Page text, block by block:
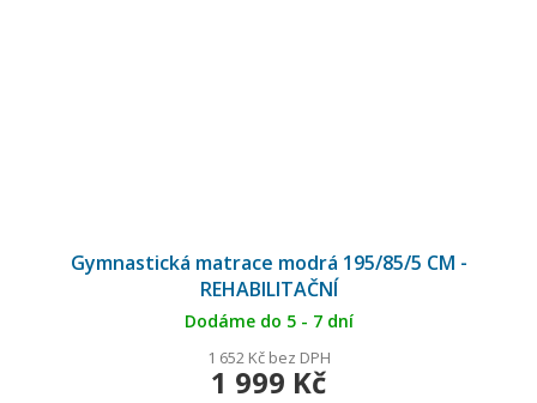
Gymnastická matrace modrá 195/85/5 CM -
REHABILITAČNÍ
Dodáme do 5 - 7 dní
1 652 Kč bez DPH
1 999 Kč